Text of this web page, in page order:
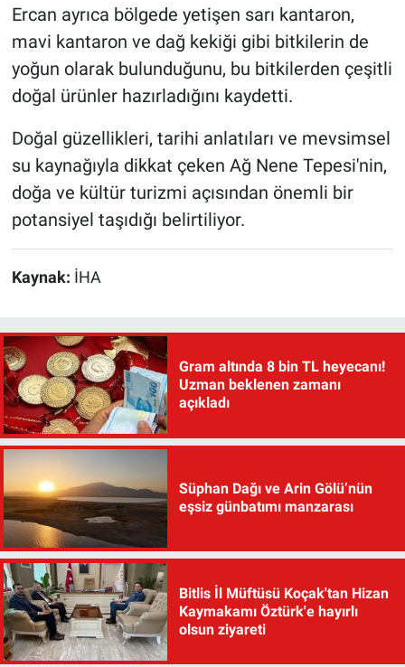
Ercan ayrıca bölgede yetişen sarı kantaron,
mavi kantaron ve dağ kekiği gibi bitkilerin de
yoğun olarak bulunduğunu, bu bitkilerden çeşitli
doğal ürünler hazırladığını kaydetti.
Doğal güzellikleri, tarihi anlatıları ve mevsimsel
su kaynağıyla dikkat çeken Ağ Nene Tepesi'nin,
doğa ve kültür turizmi açısından önemli bir
potansiyel taşıdığı belirtiliyor.
Kaynak: İHA
Gram altında 8 bin TL heyecanı!
Uzman beklenen zamanı
açıkladı
Süphan Dağı ve Arin Gölü’nün
eşsiz günbatımı manzarası
Bitlis İl Müftüsü Koçak'tan Hizan
Kaymakamı Öztürk'e hayırlı
olsun ziyareti